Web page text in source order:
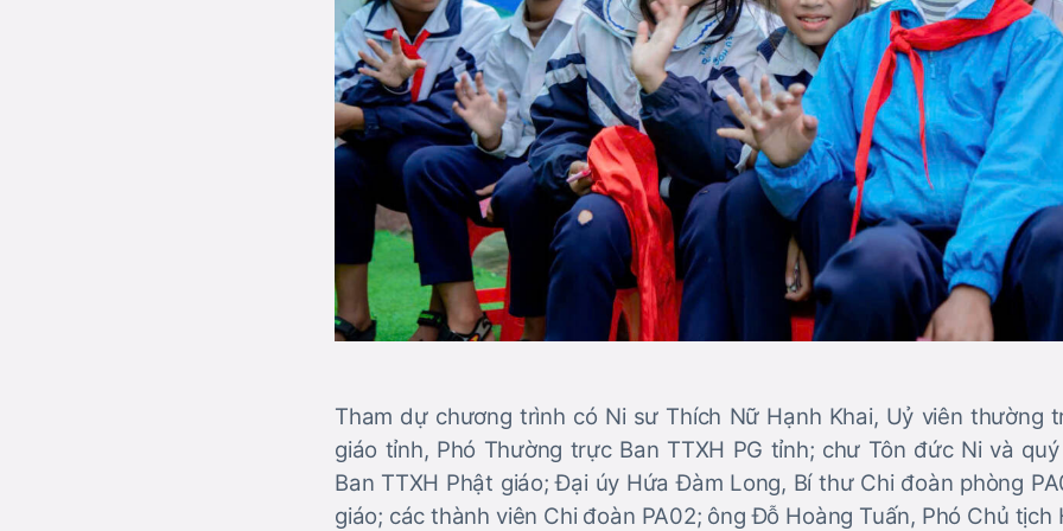
Tham dự chương trình có Ni sư Thích Nữ Hạnh Khai, Uỷ viên thường
giáo tỉnh, Phó Thường trực Ban TTXH PG tỉnh; chư Tôn đức Ni và
Ban TTXH Phật giáo; Đại úy Hứa Đàm Long, Bí thư Chi đoàn phòng
giáo; các thành viên Chi đoàn PA02; ông Đỗ Hoàng Tuấn, Phó Chủ tịch